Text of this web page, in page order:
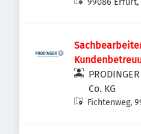
99086 Erfurt,
Co. KG
Fichtenweg,